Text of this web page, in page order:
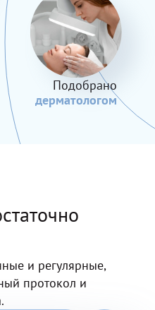
Подобрано
дерматологом
и регулярные,
протокол и